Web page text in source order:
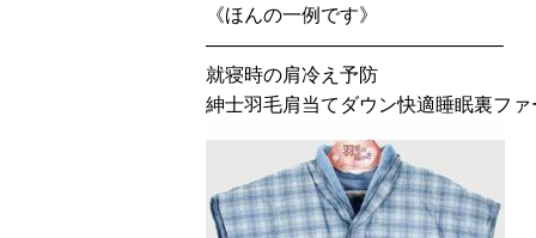
《ほんの一例です》
———————————————–
就寝時の肩冷え予防
紳士羽毛肩当てダウン快適睡眠裏ファ